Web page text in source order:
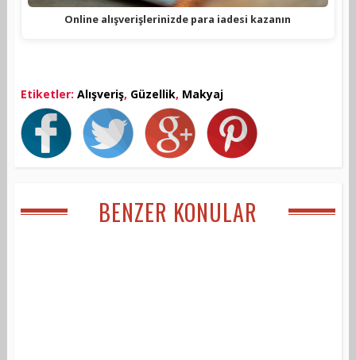
Online alışverişlerinizde para iadesi kazanın
Etiketler: Alışveriş, Güzellik, Makyaj
BENZER KONULAR